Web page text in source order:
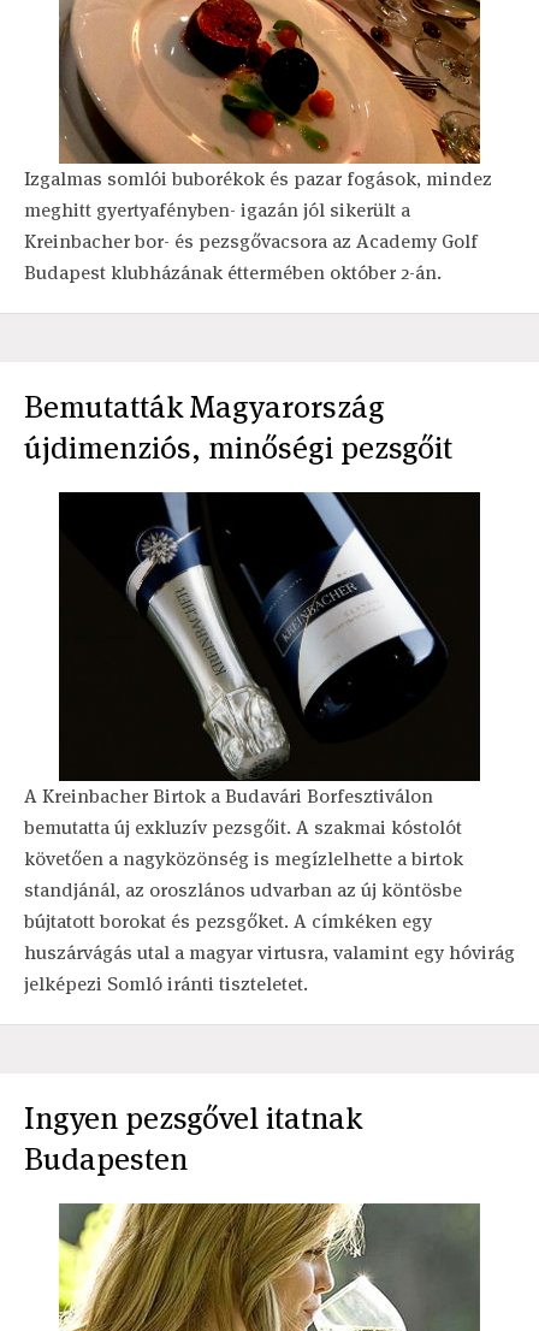
Izgalmas somlói buborékok és pazar fogások, mindez
meghitt gyertyafényben- igazán jól sikerült a
Kreinbacher bor- és pezsgővacsora az Academy Golf
Budapest klubházának éttermében október 2-án.
Bemutatták Magyarország
újdimenziós, minőségi pezsgőit
A Kreinbacher Birtok a Budavári Borfesztiválon
bemutatta új exkluzív pezsgőit. A szakmai kóstolót
követően a nagyközönség is megízlelhette a birtok
standjánál, az oroszlános udvarban az új köntösbe
bújtatott borokat és pezsgőket. A címkéken egy
huszárvágás utal a magyar virtusra, valamint egy hóvirág
jelképezi Somló iránti tiszteletet.
Ingyen pezsgővel itatnak
Budapesten